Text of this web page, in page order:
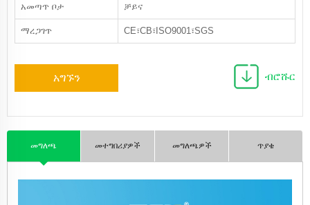
አመጣጥ ቦታ ቻይና
ማረጋገጥ CE፣CB፣ISO9001፣SGS
አግኙን ብሮሹር
መግለጫ መተግበሪያዎች መግለጫዎች ጥያቄ